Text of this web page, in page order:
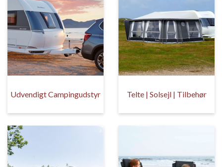
Udvendigt Campingudstyr Telte | Solsejl | Tilbehør